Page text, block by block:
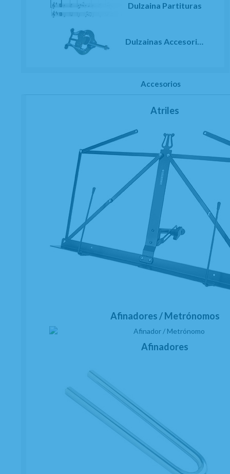
Dulzaina Partituras
Dulzainas Accesorios
Accesorios
Atriles
Afinadores / Metrónomos
Afinadores